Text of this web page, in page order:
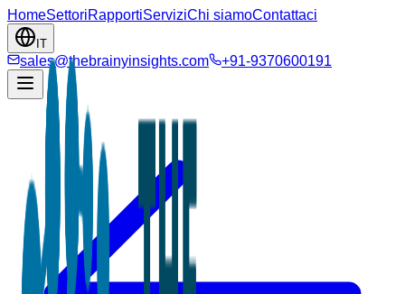
HomeSettoriRapportiServiziChi siamoContattaci
IT
sales@thebrainyinsights.com +91-9370600191